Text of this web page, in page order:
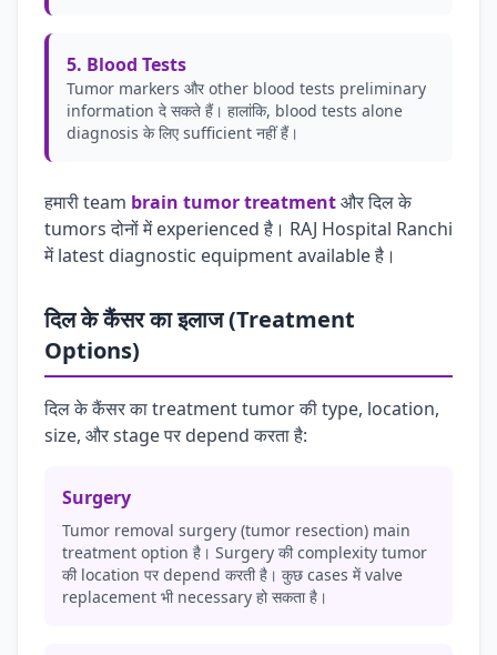
5. Blood Tests
Tumor markers और other blood tests preliminary
information दे सकते हैं। हालांकि, blood tests alone
diagnosis के लिए sufficient नहीं हैं।
हमारी team brain tumor treatmentऔर दिल के
tumors दोनों में experienced है। RAJ Hospital Ranchi
में latest diagnostic equipment available है।
दिल के कैंसर का इलाज (Treatment
Options)
दिल के कैंसर का treatment tumor की type, location,
size, और stage पर depend करता है:
Surgery
Tumor removal surgery (tumor resection) main
treatment option है। Surgery की complexity tumor
की location पर depend करती है। कुछ cases में valve
replacement भी necessary हो सकता है।